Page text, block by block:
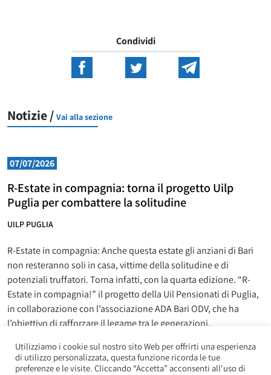
Condividi
Notizie / Vai alla sezione
07/07/2026
R-Estate in compagnia: torna il progetto Uilp
Puglia per combattere la solitudine
UILP PUGLIA
R-Estate in compagnia: Anche questa estate gli anziani di Bari
non resteranno soli in casa, vittime della solitudine e di
potenziali truffatori. Torna infatti, con la quarta edizione. “R-
Estate in compagnia!” il progetto della Uil Pensionati di Puglia,
in collaborazione con l’associazione ADA Bari ODV, che ha
l’obiettivo di rafforzare il legame tra le generazioni,
Leggi la news
Utilizziamo i cookie sul nostro sito Web per offrirti una esperienza
di utilizzo personalizzata, questa funzione ricorda le tue
preferenze e le visite. Cliccando “Accetta” acconsenti all'uso di